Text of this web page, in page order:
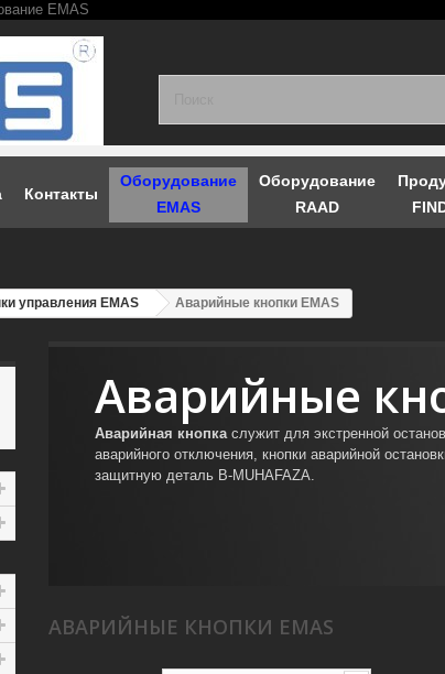
Контакты
Оборудование
EMAS
Оборудование
RAAD
управления EMAS Аварийные кнопки EMAS
Аварийные
Аварийная кнопкаслужит для экстренной
аварийного отключения, кнопки аварийной
защитную деталь B-MUHAFAZA.
АВАРИЙНЫЕ КНОПКИ EMAS